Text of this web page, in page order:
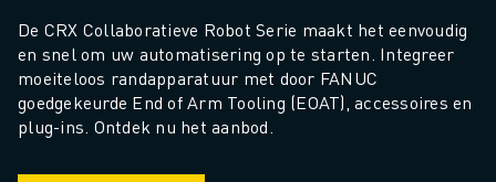
De CRX Collaboratieve Robot Serie maakt het eenvoudig
en snel om uw automatisering op te starten. Integreer
moeiteloos randapparatuur met door FANUC
goedgekeurde End of Arm Tooling (EOAT), accessoires en
plug-ins. Ontdek nu het aanbod.